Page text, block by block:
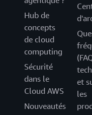
Hub de
concepts
de cloud
computing
Sécurité
dans le
Cloud AWS
Nouveautés
et
les